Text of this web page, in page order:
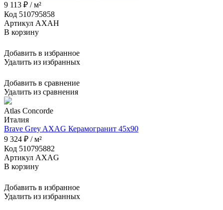
9 113 ₽ / м²
Код 510795858
Артикул AXAH
В корзину
Добавить в избранное
Удалить из избранных
Добавить в сравнение
Удалить из сравнения
Atlas Concorde
Италия
Brave Grey AXAG Керамогранит 45x90
9 324 ₽ / м²
Код 510795882
Артикул AXAG
В корзину
Добавить в избранное
Удалить из избранных